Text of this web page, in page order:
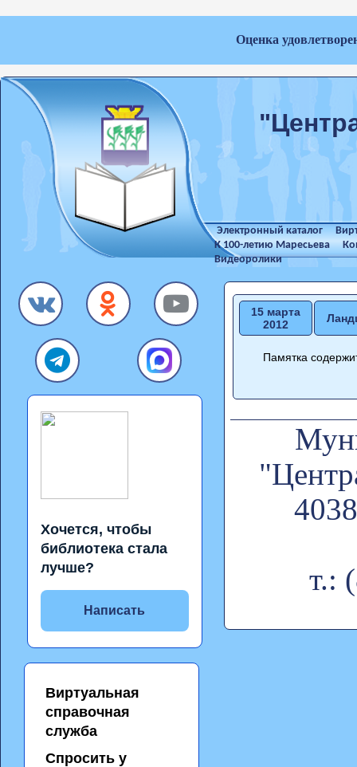
Оценка
Электронный каталог
К 100-летию Маресьева
Видеоролики
Хочется, чтобы
библиотека стала
лучше?
Написать
Виртуальная
справочная
служба
Спросить у
15 марта
2012
Памятка
т.: